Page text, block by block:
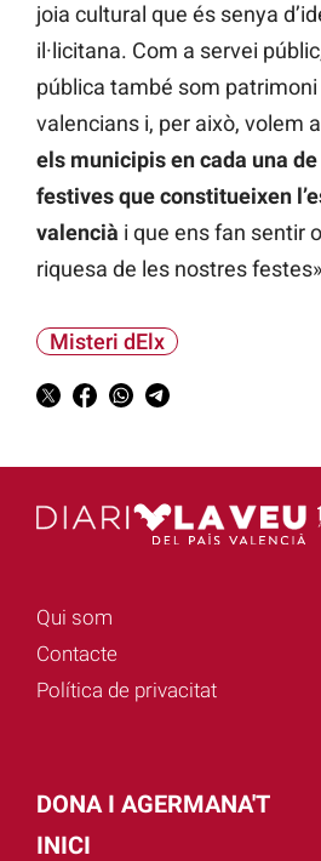
joia cultural que és senya
il·licitana. Com a servei
pública també som
valencians i, per això, volem
els municipis en cada una
festives que constitueixen
valencià i que ens fan sentir
riquesa de les nostres
Misteri dElx
Qui som
Contacte
Política de privacitat
DONA I AGERMANA'T
INICI